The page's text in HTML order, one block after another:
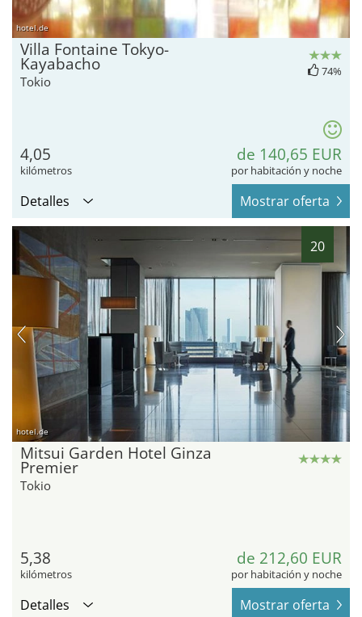
hotel.de
Villa Fontaine Tokyo-
Kayabacho
Tokio
74%
4,05
kilómetros
de 140,65 EUR
por habitación y noche
Detalles Mostrar oferta
20
hotel.de
Mitsui Garden Hotel Ginza
Premier
Tokio
5,38
kilómetros
de 212,60 EUR
por habitación y noche
Detalles Mostrar oferta